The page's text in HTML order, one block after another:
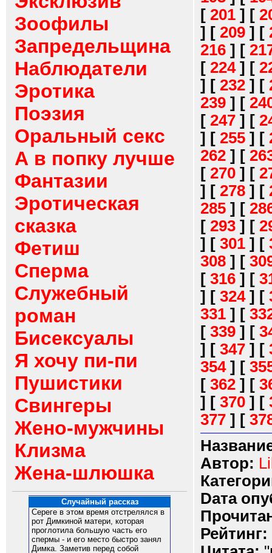
Зоофилы
Запредельщина
Наблюдатели
Эротика
Поэзия
Оральный секс
А в попку лучше
Фантазии
Эротическая
сказка
Фетиш
Сперма
Служебный
роман
Бисексуалы
Я хочу пи-пи
Пушистики
Свингеры
Жено-мужчины
Клизма
Жена-шлюшка
Случайный рассказ
Сереге в этом время отстрелялся в
рот Димкиной матери, которая
проглотила большую часть его
спермы - и его место быстро занял
Димка. Заметив перед собой
[ 201 ] [
] [ 209 ] [
216 ] [
[ 224] [
] [ 232 ] [
239 ] [
[ 247 ] [
] [ 255 ] [
262 ] [
[ 270 ] [
] [ 278 ] [
285 ] [
[ 293 ] [
] [ 301 ] [
308 ] [
[ 316 ] [
] [ 324] [
331 ] [
[ 339 ] [
] [ 347 ] [
354] [
[ 362 ] [
] [ 370 ] [
377 ] [
Автор:
Dата
Рейтинг: